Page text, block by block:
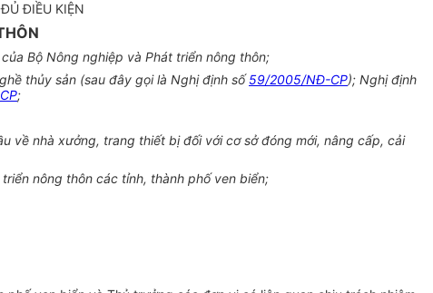
ĐIỀU KIỆN
Bộ Nông nghiệp và Phát triển nông thôn;
thủy sản (sau đây gọi là Nghị định số59/2005/NĐ-CP); Nghị định
;
về nhà xưởng, trang thiết bị đối với cơ sở đóng mới, nâng cấp, cải
nông thôn các tỉnh, thành phố ven biển;